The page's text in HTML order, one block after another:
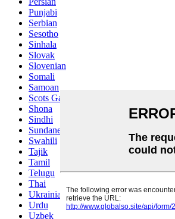
Punjabi
Serbian
Sesotho
Sinhala
Slovak
Slovenian
Somali
Samoan
Scots Gaelic
Shona
Sindhi
Sundanese
Swahili
Tajik
Tamil
Telugu
Thai
Ukrainian
Urdu
Uzbek